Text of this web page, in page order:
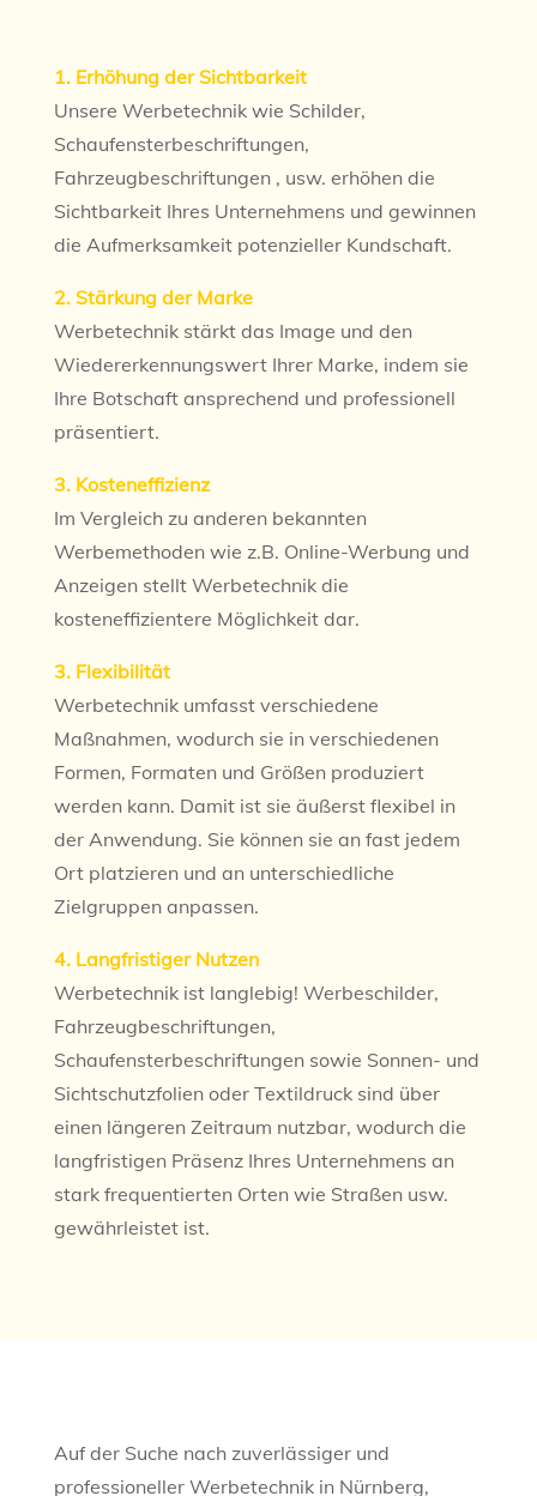
1. Erhöhung der Sichtbarkeit
Unsere Werbetechnik wie Schilder,
Schaufensterbeschriftungen,
Fahrzeugbeschriftungen , usw. erhöhen die
Sichtbarkeit Ihres Unternehmens und gewinnen
die Aufmerksamkeit potenzieller Kundschaft.
2. Stärkung der Marke
Werbetechnik stärkt das Image und den
Wiedererkennungswert Ihrer Marke, indem sie
Ihre Botschaft ansprechend und professionell
präsentiert.
3. Kosteneffizienz
Im Vergleich zu anderen bekannten
Werbemethoden wie z.B. Online-Werbung und
Anzeigen stellt Werbetechnik die
kosteneffizientere Möglichkeit dar.
3. Flexibilität
Werbetechnik umfasst verschiedene
Maßnahmen, wodurch sie in verschiedenen
Formen, Formaten und Größen produziert
werden kann. Damit ist sie äußerst flexibel in
der Anwendung. Sie können sie an fast jedem
Ort platzieren und an unterschiedliche
Zielgruppen anpassen.
4. Langfristiger Nutzen
Werbetechnik ist langlebig! Werbeschilder,
Fahrzeugbeschriftungen,
Schaufensterbeschriftungen sowie Sonnen- und
Sichtschutzfolien oder Textildruck sind über
einen längeren Zeitraum nutzbar, wodurch die
langfristigen Präsenz Ihres Unternehmens an
stark frequentierten Orten wie Straßen usw.
gewährleistet ist.
Auf der Suche nach zuverlässiger und
professioneller Werbetechnik in Nürnberg,